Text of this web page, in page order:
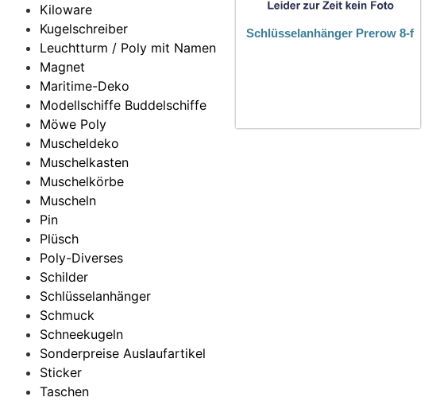
Kiloware
Kugelschreiber
Leuchtturm / Poly mit Namen
Magnet
Maritime-Deko
Modellschiffe Buddelschiffe
Möwe Poly
Muscheldeko
Muschelkasten
Muschelkörbe
Muscheln
Pin
Plüsch
Poly-Diverses
Schilder
Schlüsselanhänger
Schmuck
Schneekugeln
Sonderpreise Auslaufartikel
Sticker
Taschen
Schlüsselanhänger Prerow 8-f